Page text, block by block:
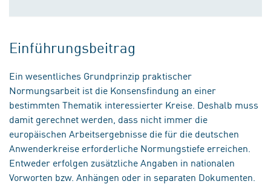
Einführungsbeitrag
Ein wesentliches Grundprinzip praktischer
Normungsarbeit ist die Konsensfindung an einer
bestimmten Thematik interessierter Kreise. Deshalb muss
damit gerechnet werden, dass nicht immer die
europäischen Arbeitsergebnisse die für die deutschen
Anwenderkreise erforderliche Normungstiefe erreichen.
Entweder erfolgen zusätzliche Angaben in nationalen
Vorworten bzw. Anhängen oder in separaten Dokumenten.